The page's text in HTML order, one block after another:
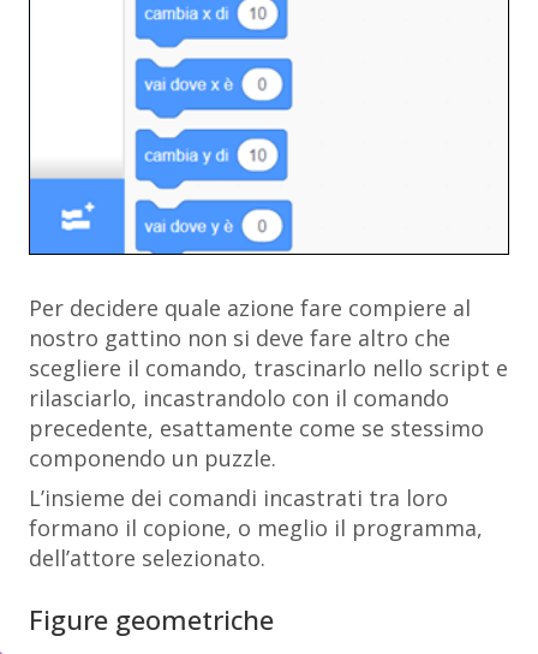
Per decidere quale azione fare compiere al
nostro gattino non si deve fare altro che
scegliere il comando, trascinarlo nello script e
rilasciarlo, incastrandolo con il comando
precedente, esattamente come se stessimo
componendo un puzzle.
L’insieme dei comandi incastrati tra loro
formano il copione, o meglio il programma,
dell’attore selezionato.
Figure geometriche